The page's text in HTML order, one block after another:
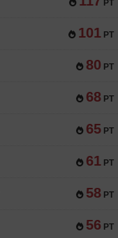
PT
101 PT
80 PT
68 PT
65 PT
61 PT
58 PT
56 PT